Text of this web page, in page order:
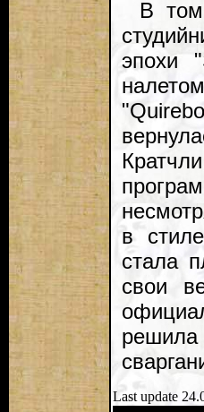
В
эпохи
в
стала
свои
Last update